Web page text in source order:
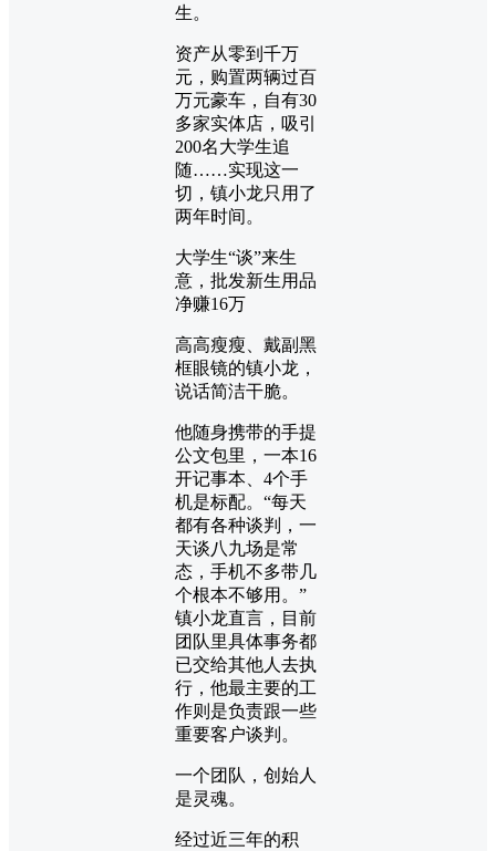
生。
资产从零到千万
元，购置两辆过百
万元豪车，自有30
多家实体店，吸引
200名大学生追
随……实现这一
切，镇小龙只用了
两年时间。
大学生“谈”来生
意，批发新生用品
净赚16万
高高瘦瘦、戴副黑
框眼镜的镇小龙，
说话简洁干脆。
他随身携带的手提
公文包里，一本16
开记事本、4个手
机是标配。“每天
都有各种谈判，一
天谈八九场是常
态，手机不多带几
个根本不够用。”
镇小龙直言，目前
团队里具体事务都
已交给其他人去执
行，他最主要的工
作则是负责跟一些
重要客户谈判。
一个团队，创始人
是灵魂。
经过近三年的积